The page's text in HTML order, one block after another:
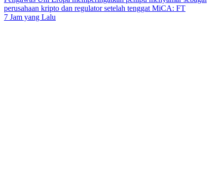
perusahaan kripto dan regulator setelah tenggat MiCA: FT
7 Jam yang Lalu